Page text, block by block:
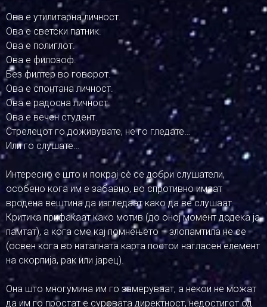
Ова е утилитарна личност.
Ова е светски патник.
Ова е полиглот.
Ова е филозоф.
Без филтер во говорот.
Ова е спонтана личност.
Ова е радосна личност.
Ова е вечен студент.
Стрелецот го доживувате, не го гледате…
Или го слушате…
Интересно е што и покрај сè се добри слушатели,
особено кога им е забавно, во спротивно имаат
вродена вештина да изгледаат како да ве слушаат.
Критика прифаќаат како мотив (до оној момент додека ја
памтат), а кога сме кај помнењето – злопамтила не се
(освен кога во наталната карта постои нагласен елемент
на скорпија, рак или јарец).
Она што многумина им го замеруваат, а некои не можат
да им го простат е суровата директност, недостигот од